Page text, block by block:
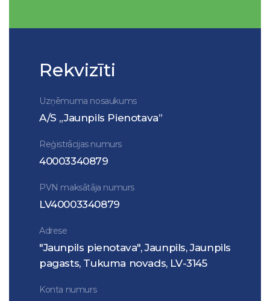
Rekvizīti
Uzņēmuma nosaukums
A/S „Jaunpils Pienotava”
Reģistrācijas numurs
40003340879
PVN maksātāja numurs
LV40003340879
Adrese
"Jaunpils pienotava", Jaunpils, Jaunpils
pagasts, Tukuma novads, LV-3145
Konta numurs